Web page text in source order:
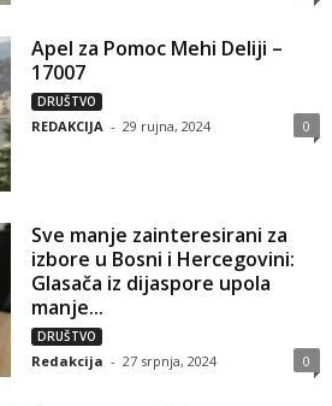
Apel za Pomoc Mehi Deliji –
17007
DRUŠTVO
REDAKCIJA - 29 rujna, 2024 0
Sve manje zainteresirani za
izbore u Bosni i Hercegovini:
Glasača iz dijaspore upola
manje...
DRUŠTVO
Redakcija - 27 srpnja, 2024 0